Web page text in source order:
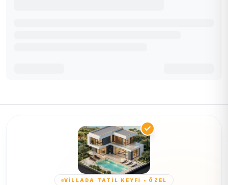
VİLLADA TATİL KEYFİ • ÖZEL